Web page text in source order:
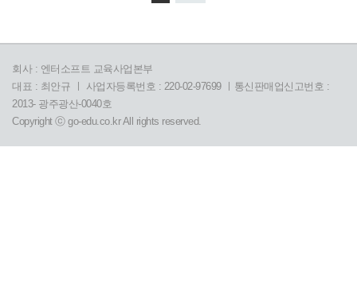
회사 : 엔터소프트 교육사업본부
대표 : 최안규 ㅣ 사업자등록번호 : 220-02-97699 ㅣ통신판매업신고번호 :
2013- 광주광산-0040호
Copyright ⓒ go-edu.co.kr All rights reserved.